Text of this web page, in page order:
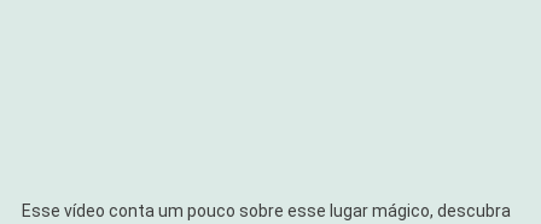
Esse vídeo conta um pouco sobre esse lugar mágico, descubra